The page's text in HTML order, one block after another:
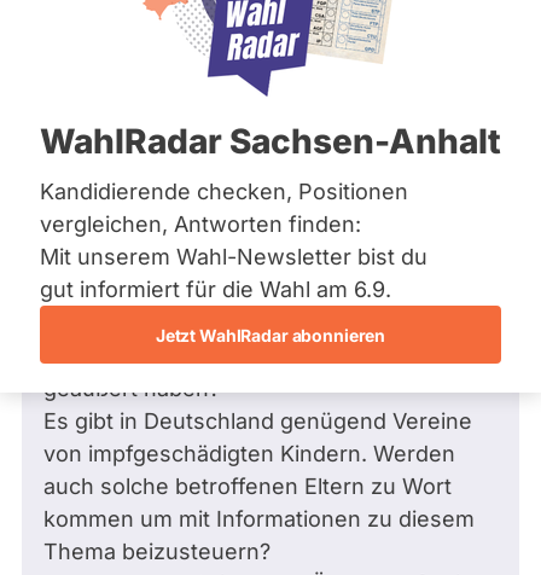
Bremen
Hamburg
Mecklenburg-Vorpommern
Nordrhein-Westfalen
Saarland
Sachsen
Sachsen-Anhalt
Sachsen-Anhalt
Schleswig-Holstein
Thüringen
Archiv
Über uns
Spenden
WahlRadar Sachsen-Anhalt
Kandidierende checken, Positionen
vergleichen, Antworten finden:
Mit unserem Wahl-Newsletter bist du
gut informiert für die Wahl am 6.9.
Jetzt WahlRadar abonnieren
28.08.2019
Frage an Bernhard Seidenath von
Annegret S.bezüglich Gesundheit
Sehr geehrter Herr Seidenath,
am 8.0kt.2019 soll es eine öffentliche
Anhörung zur geplanten Impfpflicht mit
Experten geben. Befinden sich unter
diesen Experten auch Wissenschaftler und
geäußert haben?
Es gibt in Deutschland genügend Vereine
von impfgeschädigten Kindern. Werden
auch solche betroffenen Eltern zu Wort
kommen um mit Informationen zu diesem
Thema beizusteuern?